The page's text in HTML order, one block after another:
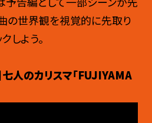
の世界観を視覚的に先取り
しよう。
七人のカリスマ「FUJIYAMA